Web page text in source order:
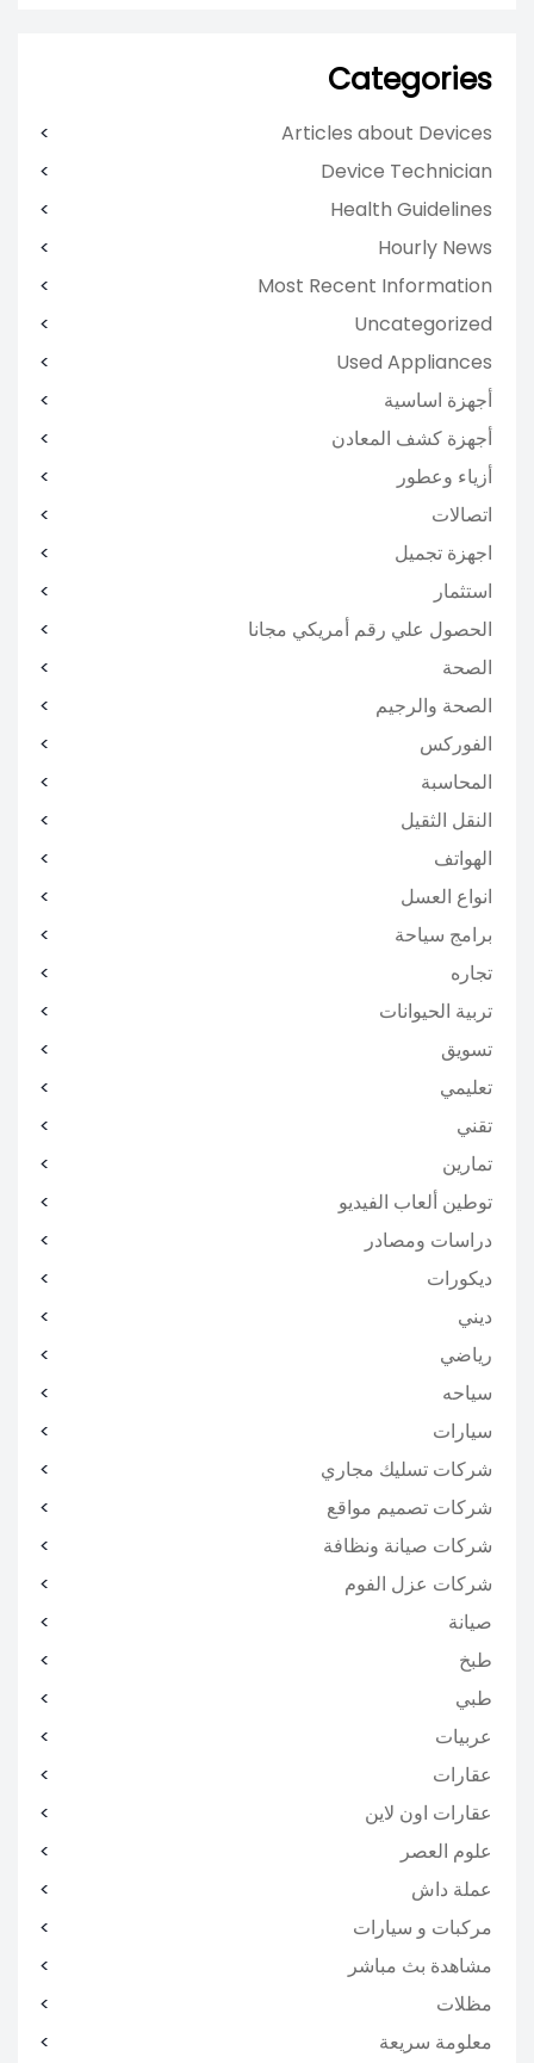
Categories
Articles about Devices
Device Technician
Health Guidelines
Hourly News
Most Recent Information
Uncategorized
Used Appliances
أجهزة اساسية
أجهزة كشف المعادن
أزياء وعطور
اتصالات
اجهزة تجميل
استثمار
الحصول علي رقم أمريكي مجانا
الصحة
الصحة والرجيم
الفوركس
المحاسبة
النقل الثقيل
الهواتف
انواع العسل
برامج سياحة
تجاره
تربية الحيوانات
تسويق
تعليمي
تقني
تمارين
توطين ألعاب الفيديو
دراسات ومصادر
ديكورات
ديني
رياضي
سياحه
سيارات
شركات تسليك مجاري
شركات تصميم مواقع
شركات صيانة ونظافة
شركات عزل الفوم
صيانة
طبخ
طبي
عربيات
عقارات
عقارات اون لاين
علوم العصر
عملة داش
مركبات و سيارات
مشاهدة بث مباشر
مظلات
معلومة سريعة